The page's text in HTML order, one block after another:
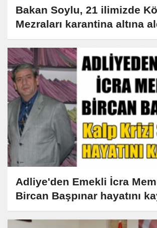
Bakan Soylu, 21 ilimizde
Mezraları karantina altına
Adliye'den Emekli İcra
Bircan Başpınar hayatını